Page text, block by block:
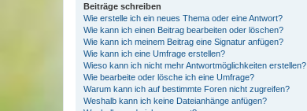
Beiträge schreiben
Wie erstelle ich ein neues Thema oder eine Antwort?
Wie kann ich einen Beitrag bearbeiten oder löschen?
Wie kann ich meinem Beitrag eine Signatur anfügen?
Wie kann ich eine Umfrage erstellen?
Wieso kann ich nicht mehr Antwortmöglichkeiten erstellen?
Wie bearbeite oder lösche ich eine Umfrage?
Warum kann ich auf bestimmte Foren nicht zugreifen?
Weshalb kann ich keine Dateianhänge anfügen?